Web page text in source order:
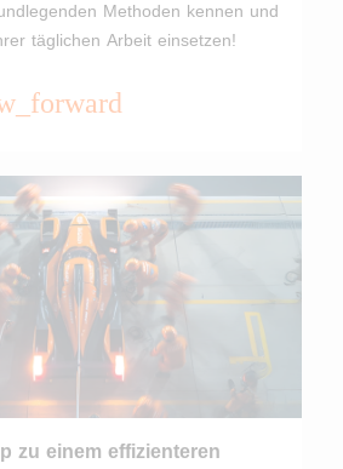
Methoden kennen und
täglichen Arbeit einsetzen!
zu einem effizienteren